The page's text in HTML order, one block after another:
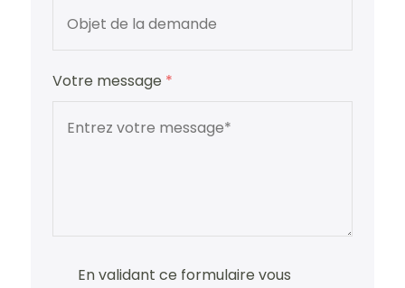
Votre message *
En validant ce formulaire vous